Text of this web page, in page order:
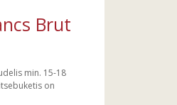
Brut
min. 15-18
on